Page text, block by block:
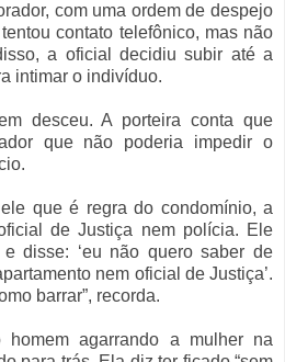
com uma ordem de despejo
contato telefônico, mas não
a oficial decidiu subir até a
intimar o indivíduo.
desceu. A porteira conta que
que não poderia impedir o
que é regra do condomínio, a
de Justiça nem polícia. Ele
disse: ‘eu não quero saber de
nem oficial de Justiça’.
barrar”, recorda.
homem agarrando a mulher na